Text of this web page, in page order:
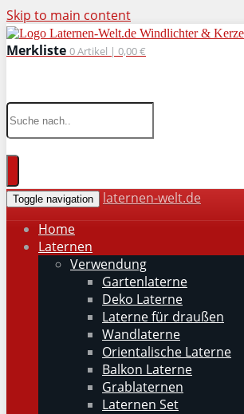
Skip to main content
Merkliste 0Artikel | 0,00 €
Toggle navigation
laternen-welt.de
Home
Laternen
Verwendung
Gartenlaterne
Deko Laterne
Laterne für draußen
Wandlaterne
Orientalische Laterne
Balkon Laterne
Grablaternen
Laternen Set